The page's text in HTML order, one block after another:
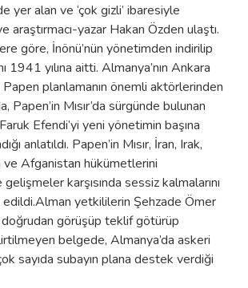
yer alan ve ‘çok gizli’ ibaresiyle
araştırmacı-yazar Hakan Özden ulaştı.
göre, İnönü’nün yönetimden indirilip
1941 yılına aitti. Almanya’nın Ankara
planlamanın önemli aktörlerinden
Papen’in Mısır’da sürgünde bulunan
Efendi’yi yeni yönetimin başına
anlatıldı. Papen’in Mısır, İran, Irak,
Afganistan hükümetlerini
karşısında sessiz kalmalarını
yetkililerin Şehzade Ömer
görüşüp teklif götürüp
belgede, Almanya’da askeri
sayıda subayın plana destek verdiği